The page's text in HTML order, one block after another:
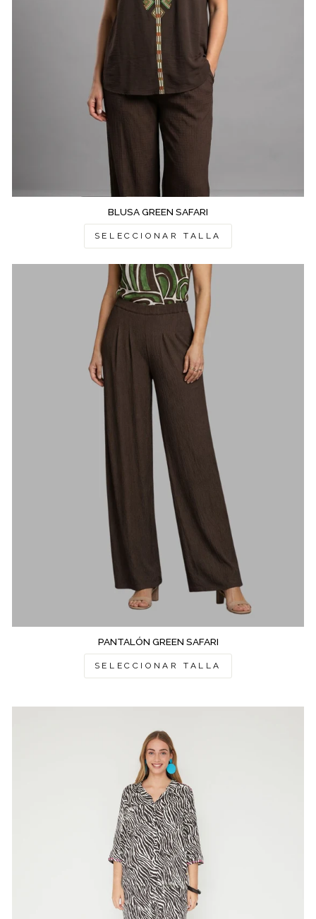
BLUSA GREEN SAFARI
SELECCIONAR TALLA
PANTALÓN GREEN SAFARI
SELECCIONAR TALLA